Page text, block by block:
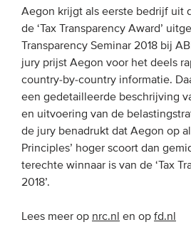
Aegon krijgt als eerste bedrijf uit
de ‘Tax Transparency Award’
Transparency Seminar 2018 bij
jury prijst Aegon voor het deels
country-by-country informatie.
een gedetailleerde beschrijving
en uitvoering van de
de jury benadrukt dat Aegon op
Principles’ hoger scoort dan
terechte winnaar is van de ‘Tax
2018’.
Lees meer op nrc.nl en op fd.nl